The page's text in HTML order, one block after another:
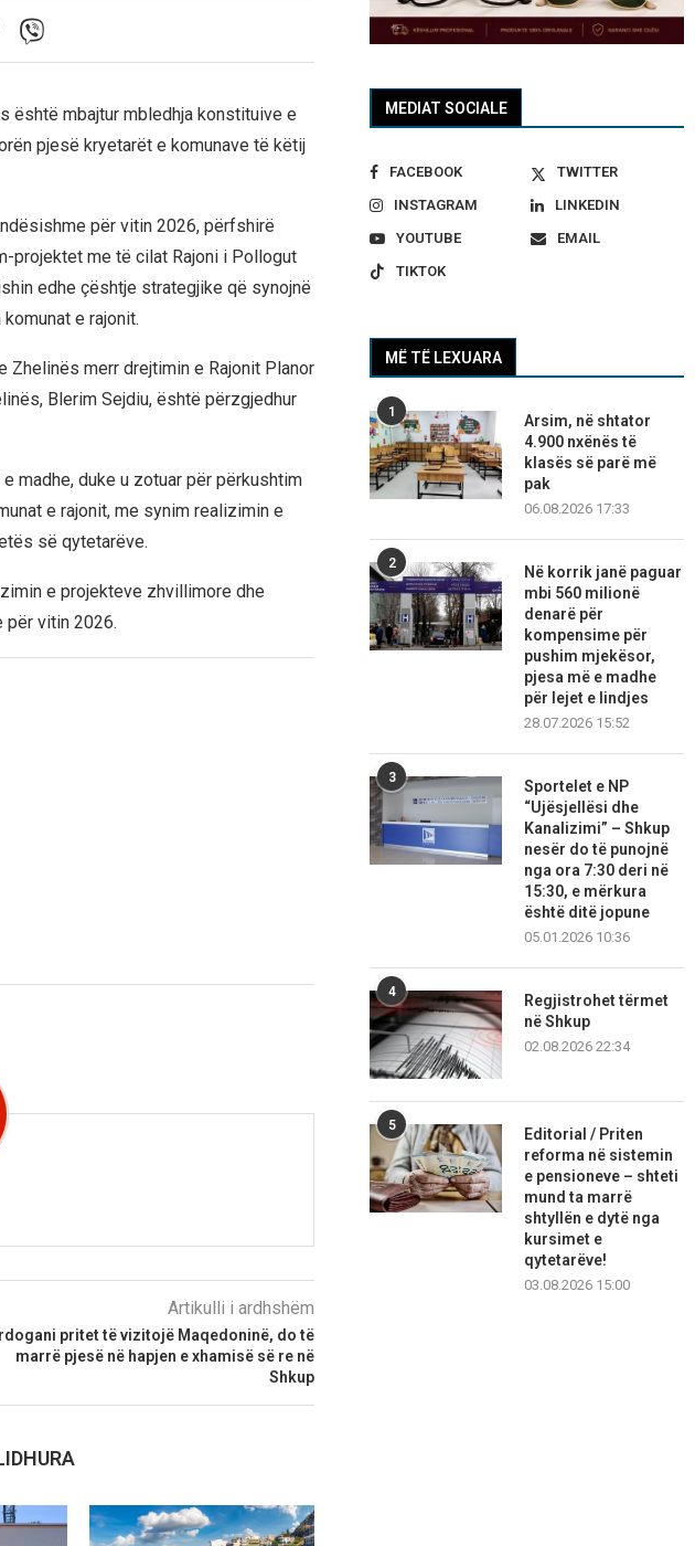
është mbajtur mbledhja konstituive e
pjesë kryetarët e komunave të këtij
për vitin 2026, përfshirë
projektet me të cilat Rajoni i Pollogut
edhe çështje strategjike që synojnë
e rajonit.
Zhelinës merr drejtimin e Rajonit Planor
Blerim Sejdiu, është përzgjedhur
madhe, duke u zotuar për përkushtim
e rajonit, me synim realizimin e
së qytetarëve.
e projekteve zhvillimore dhe
vitin 2026.
Artikulli i ardhshëm
pritet të vizitojë Maqedoninë, do të
marrë pjesë në hapjen e xhamisë së re në
Shkup
MEDIAT SOCIALE
FACEBOOK
TWITTER
INSTAGRAM
LINKEDIN
YOUTUBE
EMAIL
TIKTOK
MË TË LEXUARA
1
Arsim, në shtator
4.900 nxënës të
klasës së parë më
pak
06.08.2026 17:33
2
Në korrik janë paguar
mbi 560 milionë
denarë për
kompensime për
pushim mjekësor,
pjesa më e madhe
për lejet e lindjes
28.07.2026 15:52
3
Sportelet e NP
“Ujësjellësi dhe
Kanalizimi” – Shkup
nesër do të punojnë
nga ora 7:30 deri në
15:30, e mërkura
është ditë jopune
05.01.2026 10:36
4
Regjistrohet tërmet
në Shkup
02.08.2026 22:34
5
Editorial / Priten
reforma në sistemin
e pensioneve – shteti
mund ta marrë
shtyllën e dytë nga
kursimet e
qytetarëve!
03.08.2026 15:00